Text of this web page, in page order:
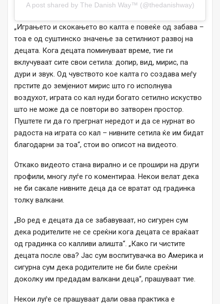
A post shared by The Danish Way™️ (@thedanishway)
„Играњето и скокањето во калта е повеќе од забава –
тоа е од суштинско значење за сетилниот развој на
децата. Кога децата поминуваат време, тие ги
вклучуваат сите свои сетила: допир, вид, мирис, па
дури и звук. Од чувството кое калта го создава меѓу
прстите до земјениот мирис што го исполнува
воздухот, играта со кал нуди богато сетилно искуство
што не може да се повтори во затворен простор.
Пуштете ги да го прегрнат нередот и да се нурнат во
радоста на играта со кал – нивните сетила ќе им бидат
благодарни за тоа“, стои во описот на видеото.
Откако видеото стана вирално и се прошири на други
профили, многу луѓе го коментираа. Некои велат дека
не би сакале нивните деца да се вратат од градинка
толку валкани.
„Во ред е децата да се забавуваат, но сигурен сум
дека родителите не се среќни кога децата се враќаат
од градинка со калливи алишта“. „Како ги чистите
децата после ова? Јас сум воспитувачка во Америка и
сигурна сум дека родителите не би биле среќни
доколку им предадам валкани деца“, прашуваат тие.
Некои луѓе се прашуваат дали оваа практика е